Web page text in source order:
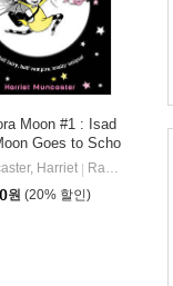
Moon #1 : Isad
Goes to Scho
Harriet
Random House Books for Young Readers
원 (20% 할인)